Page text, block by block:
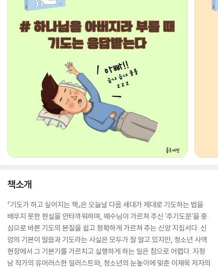
책소개
『기도가 하고 싶어지는 책』은 오늘날 다음 세대가 제대로 기도하는 법을
배우지 못한 현실을 안타까워하며, 예수님이 가르쳐 주신 '주기도문'을 중
심으로 바른 기도의 본질을 쉽고 정확하게 가르쳐 주는 신앙 지침서다. 신
앙의 기본이 말씀과 기도라는 사실은 모두가 잘 알고 있지만, 청소년 사역
현장에서 그 기본기를 가르치고 실행하게 하는 일은 참으로 어렵다. 지정
남 작가의 유머러스한 일러스트와, 청소년의 눈높이에 맞춘 이재욱 저자의